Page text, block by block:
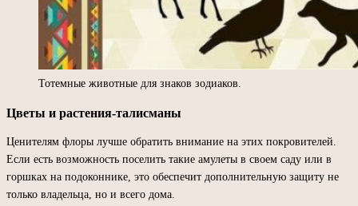
Тотемные животные для знаков зодиаков.
Цветы и растения-талисманы
Ценителям флоры лучше обратить внимание на этих покровителей.
Если есть возможность поселить такие амулеты в своем саду или в
горшках на подоконнике, это обеспечит дополнительную защиту не
только владельца, но и всего дома.